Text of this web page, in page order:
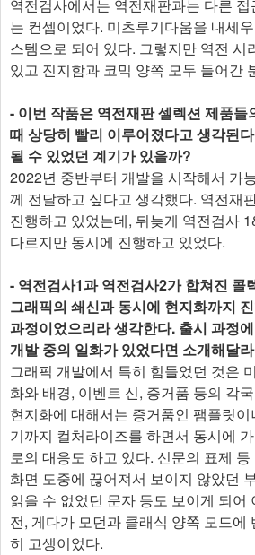
역전검사에서는 역전재판과는 다른
는 컨셉이었다. 미츠루기다움을 내세
스템으로 되어 있다. 그렇지만 역전 시
있고 진지함과 코믹 양쪽 모두 들어간
- 이번 작품은 역전재판 셀렉션 제품들
때 상당히 빨리 이루어졌다고 생각된
될 수 있었던 계기가 있을까?
2022년 중반부터 개발을 시작해서 가
께 전달하고 싶다고 생각했다. 역전재
진행하고 있었는데, 뒤늦게 역전검사
다르지만 동시에 진행하고 있었다.
- 역전검사1과 역전검사2가 합쳐진 콜
그래픽의 쇄신과 동시에 현지화까지
과정이었으리라 생각한다. 출시 과정
개발 중의 일화가 있었다면 소개해달
그래픽 개발에서 특히 힘들었던 것은
화와 배경, 이벤트 신, 증거품 등의 각
현지화에 대해서는 증거품인 팸플릿
기까지 컬처라이즈를 하면서 동시에
로의 대응도 하고 있다. 신문의 표제
화면 도중에 끊어져서 보이지 않았던
읽을 수 없었던 문자 등도 보이게 되어
전, 게다가 모던과 클래식 양쪽 모드에
히 고생이었다.